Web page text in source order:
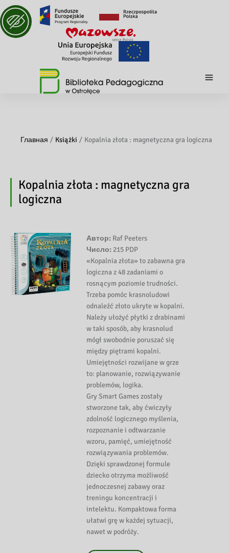
Главная Książki Kopalnia złota : magnetyczna gra logiczna
Kopalnia złota : magnetyczna gra
logiczna
Автор: Raf Peeters
Число: 215 PDP
«Kopalnia złota» to zabawna gra
logiczna z 48 zadaniami o
rosnącym poziomie trudności.
Trzeba pomóc krasnoludowi
odnaleźć złoto ukryte w kopalni.
Należy ułożyć płytki z drabinami
w taki sposób, aby krasnolud
mógł swobodnie poruszać się
między piętrami kopalni.
Umiejętności rozwijane w grze
to: planowanie, rozwiązywanie
problemów, logika.
Gry Smart Games zostały
stworzone tak, aby ćwiczyły
zdolność logicznego myślenia,
rozpoznanie i odtwarzanie
wzoru, pamięć, umiejętność
rozwiązywania problemów.
Dzięki sprawdzonej formule
dziecko otrzyma możliwość
jednoczesnej zabawy oraz
treningu koncentracji i
intelektu. Kompaktowa forma
ułatwi grę w każdej sytuacji,
nawet w podróży.